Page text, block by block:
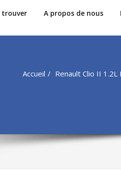
trouver A propos de nous
Accueil Renault Clio II